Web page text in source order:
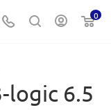
0
logic 6.5